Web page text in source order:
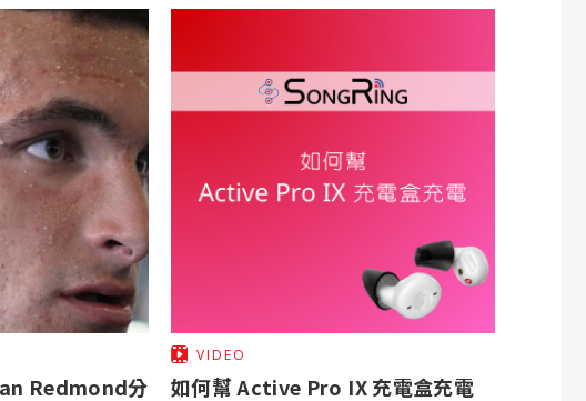
Redmond分
VIDEO
如何幫 Active Pro IX 充電盒充電